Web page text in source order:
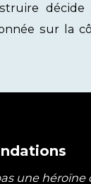
sur la
une héroïne